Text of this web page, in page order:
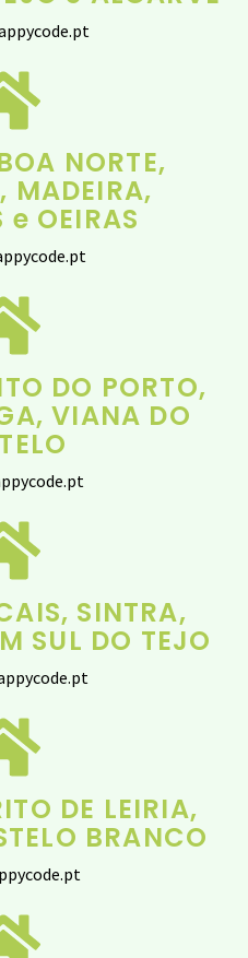
NORTE,
MADEIRA,
e OEIRAS
DO PORTO,
VIANA DO
SINTRA,
SUL DO TEJO
DE LEIRIA,
BRANCO